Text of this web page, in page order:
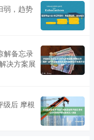
弱，趋势
解备忘录
决方案展
级后 摩根